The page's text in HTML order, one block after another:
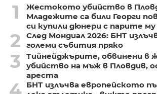
1
Жестокото убийство в
Младежите са били Георги
си купили дюнери с парите му
2
След Мондиал 2026: БНТ
големи събития пряко
3
Тийнейджърите, обвинени в
убийство на мъж в Пловдив,
ареста
БНТ излъчва европейското